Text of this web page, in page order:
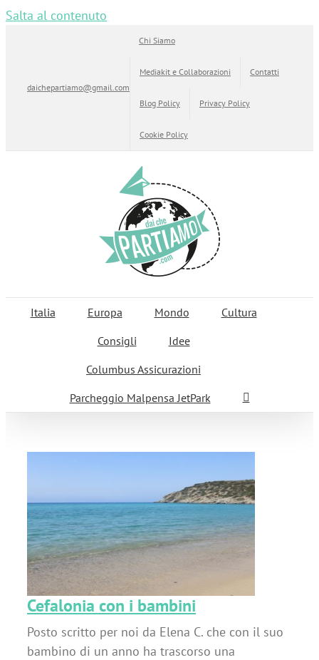
Salta al contenuto
daichepartiamo@gmail.com
Chi Siamo
Mediakit e Collaborazioni Contatti
Blog Policy Privacy Policy
Cookie Policy
Italia Europa Mondo
Cultura
Consigli
Idee
Columbus Assicurazioni
Parcheggio Malpensa JetPark
Cefalonia con i bambini
Posto scritto per noi da Elena C. che con il suo
bambino di un anno ha trascorso una